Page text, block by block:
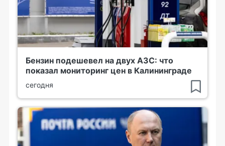
Бензин подешевел на двух АЗС: что
показал мониторинг цен в Калининграде
сегодня